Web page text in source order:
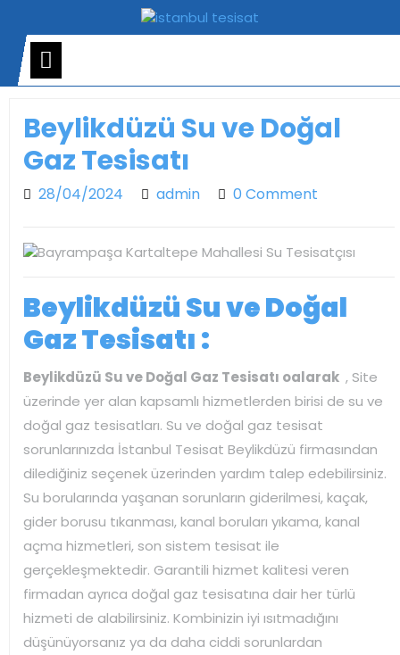
content
Beylikdüzü Su ve Doğal
Gaz Tesisatı
28/04/2024 28/04/2024
adminadmin0 Comment
Beylikdüzü Su ve Doğal
Gaz Tesisatı :
Beylikdüzü Su ve Doğal Gaz Tesisatı oalarak , Site
üzerinde yer alan kapsamlı hizmetlerden birisi de su ve
doğal gaz tesisatları. Su ve doğal gaz tesisat
sorunlarınızda İstanbul Tesisat Beylikdüzü firmasından
dilediğiniz seçenek üzerinden yardım talep edebilirsiniz.
Su borularında yaşanan sorunların giderilmesi, kaçak,
gider borusu tıkanması, kanal boruları yıkama, kanal
açma hizmetleri, son sistem tesisat ile
gerçekleşmektedir. Garantili hizmet kalitesi veren
firmadan ayrıca doğal gaz tesisatına dair her türlü
hizmeti de alabilirsiniz. Kombinizin iyi ısıtmadığını
düşünüyorsanız ya da daha ciddi sorunlardan